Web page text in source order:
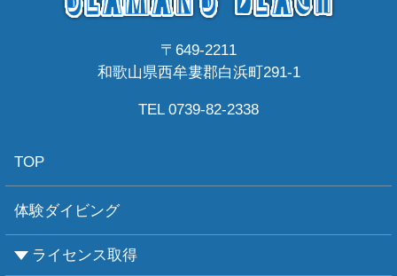
〒649-2211
和歌山県西牟婁郡白浜町291-1
TEL 0739-82-2338
TOP
体験ダイビング
ライセンス取得